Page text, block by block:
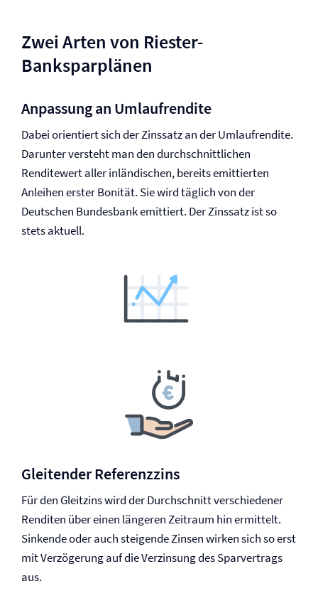
Zwei Arten von Riester-
Banksparplänen
Anpassung an Umlaufrendite
Dabei orientiert sich der Zinssatz an der Umlaufrendite.
Darunter versteht man den durchschnittlichen
Renditewert aller inländischen, bereits emittierten
Anleihen erster Bonität. Sie wird täglich von der
Deutschen Bundesbank emittiert. Der Zinssatz ist so
stets aktuell.
Gleitender Referenzzins
Für den Gleitzins wird der Durchschnitt verschiedener
Renditen über einen längeren Zeitraum hin ermittelt.
Sinkende oder auch steigende Zinsen wirken sich so erst
mit Verzögerung auf die Verzinsung des Sparvertrags
aus.